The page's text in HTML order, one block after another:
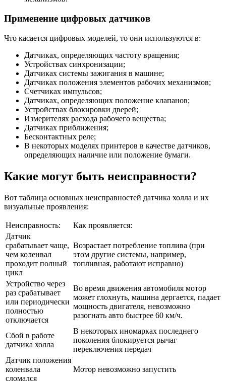
Применение цифровых датчиков
Что касается цифровых моделей, то они используются в:
Датчиках, определяющих частоту вращения;
Устройствах синхронизации;
Датчиках системы зажигания в машине;
Датчиках положения элементов рабочих механизмов;
Счетчиках импульсов;
Датчиках, определяющих положение клапанов;
Устройствах блокировки дверей;
Измерителях расхода рабочего вещества;
Датчиках приближения;
Бесконтактных реле;
В некоторых моделях принтеров в качестве датчиков,
определяющих наличие или положение бумаги.
Какие могут быть неисправности?
Вот таблица основных неисправностей датчика холла и их
визуальные проявления:
Неисправность:
Как проявляется:
Датчик
срабатывает чаще,
чем коленвал
проходит полный
цикл
Возрастает потребление топлива (при
этом другие системы, например,
топливная, работают исправно)
Устройство через
раз срабатывает
или периодически
полностью
отключается
Во время движения автомобиля мотор
может глохнуть, машина дергается, падает
мощность двигателя, невозможно
разогнать авто быстрее 60 км/ч.
Сбой в работе
датчика холла
В некоторых иномарках последнего
поколения блокируется рычаг
переключения передач
Датчик положения
коленвала
сломался
Мотор невозможно запустить